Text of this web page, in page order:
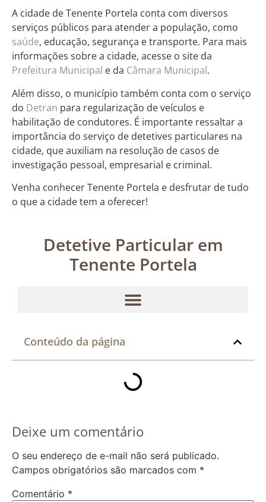
A cidade de Tenente Portela conta com diversos
serviços públicos para atender a população, como
saúde, educação, segurança e transporte. Para mais
informações sobre a cidade, acesse o site da
Prefeitura Municipal e da Câmara Municipal.
Além disso, o município também conta com o serviço
do Detran para regularização de veículos e
habilitação de condutores. É importante ressaltar a
importância do serviço de detetives particulares na
cidade, que auxiliam na resolução de casos de
investigação pessoal, empresarial e criminal.
Venha conhecer Tenente Portela e desfrutar de tudo
o que a cidade tem a oferecer!
Detetive Particular em
Tenente Portela
Conteúdo da página
Deixe um comentário
O seu endereço de e-mail não será publicado.
Campos obrigatórios são marcados com *
Comentário *